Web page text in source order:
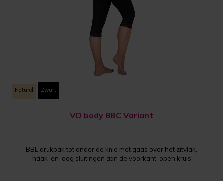
Naturel Zwart
VD body BBC Variant
BBL drukpak tot onder de knie met gaas over het zitvlak,
haak-en-oog sluitingen aan de voorkant, open kruis